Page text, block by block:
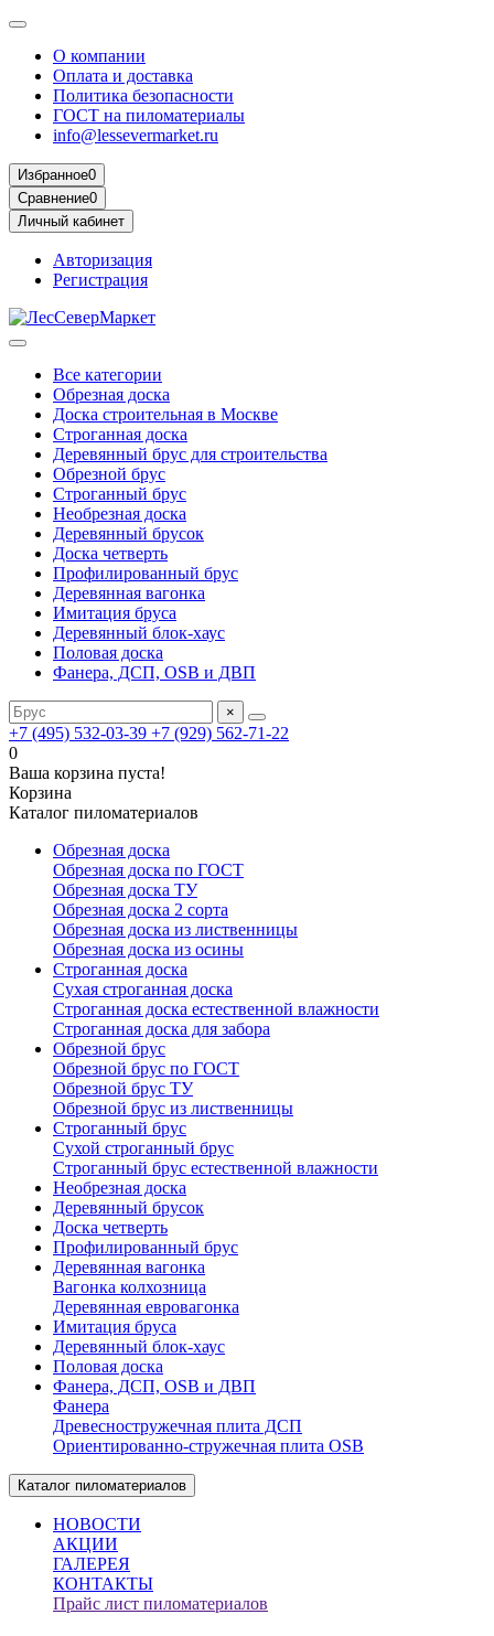
О компании
Оплата и доставка
Политика безопасности
ГОСТ на пиломатериалы
info@lessevermarket.ru
Избранное0
Сравнение0
Личный кабинет
Авторизация
Регистрация
Все категории
Обрезная доска
Доска строительная в Москве
Строганная доска
Деревянный брус для строительства
Обрезной брус
Строганный брус
Необрезная доска
Деревянный брусок
Доска четверть
Профилированный брус
Деревянная вагонка
Имитация бруса
Деревянный блок-хаус
Половая доска
Фанера, ДСП, OSB и ДВП
×
+7 (495) 532-03-39 +7 (929) 562-71-22
0
Ваша корзина пуста!
Корзина
Каталог пиломатериалов
Обрезная доска
Обрезная доска по ГОСТ
Обрезная доска ТУ
Обрезная доска 2 сорта
Обрезная доска из лиственницы
Обрезная доска из осины
Строганная доска
Сухая строганная доска
Строганная доска естественной влажности
Строганная доска для забора
Обрезной брус
Обрезной брус по ГОСТ
Обрезной брус ТУ
Обрезной брус из лиственницы
Строганный брус
Сухой строганный брус
Строганный брус естественной влажности
Необрезная доска
Деревянный брусок
Доска четверть
Профилированный брус
Деревянная вагонка
Вагонка колхозница
Деревянная евровагонка
Имитация бруса
Деревянный блок-хаус
Половая доска
Фанера, ДСП, OSB и ДВП
Фанера
Древесностружечная плита ДСП
Ориентированно-стружечная плита OSB
Каталог пиломатериалов
НОВОСТИ
АКЦИИ
ГАЛЕРЕЯ
КОНТАКТЫ
Прайс лист пиломатериалов